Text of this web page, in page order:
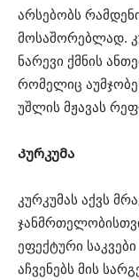
არსებობს
მოსაშორებლად.
ნარევი ქმნის
რომელიც
უშლის მჟავას
Კურკუმა
კურკუმას აქვს
ეფექტური
აჩვენებს მის